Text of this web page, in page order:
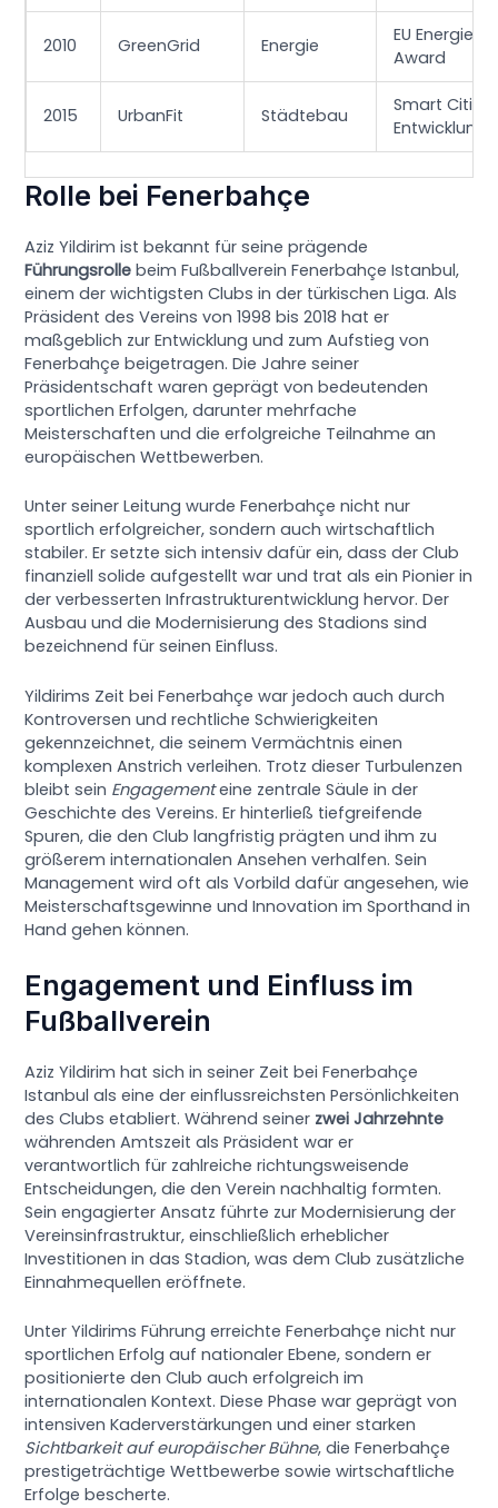
2010 GreenGrid Energie
EU
Award
2015 UrbanFit Städtebau
Smart Cities
Entwicklung
Rolle bei Fenerbahçe
Aziz Yildirim ist bekannt für seine prägende
Führungsrolle beim Fußballverein Fenerbahçe Istanbul,
einem der wichtigsten Clubs in der türkischen Liga. Als
Präsident des Vereins von 1998 bis 2018 hat er
maßgeblich zur Entwicklung und zum Aufstieg von
Fenerbahçe beigetragen. Die Jahre seiner
Präsidentschaft waren geprägt von bedeutenden
sportlichen Erfolgen, darunter mehrfache
Meisterschaften und die erfolgreiche Teilnahme an
europäischen Wettbewerben.
Unter seiner Leitung wurde Fenerbahçe nicht nur
sportlich erfolgreicher, sondern auch wirtschaftlich
stabiler. Er setzte sich intensiv dafür ein, dass der Club
finanziell solide aufgestellt war und trat als ein Pionier in
der verbesserten Infrastrukturentwicklung hervor. Der
Ausbau und die Modernisierung des Stadions sind
bezeichnend für seinen Einfluss.
Yildirims Zeit bei Fenerbahçe war jedoch auch durch
Kontroversen und rechtliche Schwierigkeiten
gekennzeichnet, die seinem Vermächtnis einen
komplexen Anstrich verleihen. Trotz dieser Turbulenzen
bleibt sein Engagementeine zentrale Säule in der
Geschichte des Vereins. Er hinterließ tiefgreifende
Spuren, die den Club langfristig prägten und ihm zu
größerem internationalen Ansehen verhalfen. Sein
Management wird oft als Vorbild dafür angesehen, wie
Meisterschaftsgewinne und Innovation im Sporthand in
Hand gehen können.
Engagement und Einfluss im
Fußballverein
Aziz Yildirim hat sich in seiner Zeit bei Fenerbahçe
Istanbul als eine der einflussreichsten Persönlichkeiten
des Clubs etabliert. Während seiner zwei Jahrzehnte
währenden Amtszeit als Präsident war er
verantwortlich für zahlreiche richtungsweisende
Entscheidungen, die den Verein nachhaltig formten.
Sein engagierter Ansatz führte zur Modernisierung der
Vereinsinfrastruktur, einschließlich erheblicher
Investitionen in das Stadion, was dem Club zusätzliche
Einnahmequellen eröffnete.
Unter Yildirims Führung erreichte Fenerbahçe nicht nur
sportlichen Erfolg auf nationaler Ebene, sondern er
positionierte den Club auch erfolgreich im
internationalen Kontext. Diese Phase war geprägt von
intensiven Kaderverstärkungen und einer starken
Sichtbarkeit auf europäischer Bühne, die Fenerbahçe
prestigeträchtige Wettbewerbe sowie wirtschaftliche
Erfolge bescherte.